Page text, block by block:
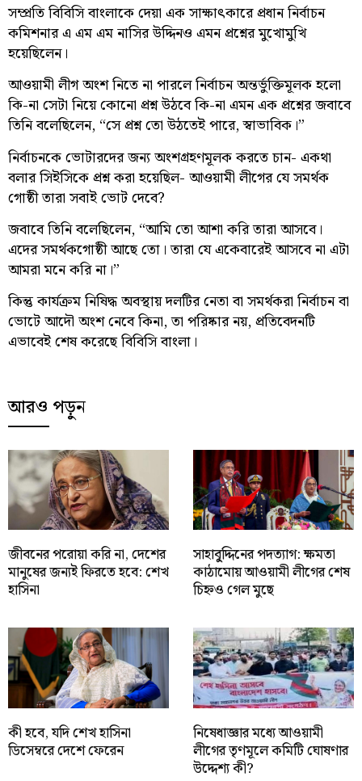
সম্প্রতি বিবিসি বাংলাকে দেয়া এক সাক্ষাৎকারে প্রধান নির্বাচন
কমিশনার এ এম এম নাসির উদ্দিনও এমন প্রশ্নের মুখোমুখি
হয়েছিলেন।
আওয়ামী লীগ অংশ নিতে না পারলে নির্বাচন অন্তর্ভুক্তিমূলক হলো
কি-না সেটা নিয়ে কোনো প্রশ্ন উঠবে কি-না এমন এক প্রশ্নের জবাবে
তিনি বলেছিলেন, “সে প্রশ্ন তো উঠতেই পারে, স্বাভাবিক।”
নির্বাচনকে ভোটারদের জন্য অংশগ্রহণমূলক করতে চান- একথা
বলার সিইসিকে প্রশ্ন করা হয়েছিল- আওয়ামী লীগের যে সমর্থক
গোষ্ঠী তারা সবাই ভোট দেবে?
জবাবে তিনি বলেছিলেন, “আমি তো আশা করি তারা আসবে।
এদের সমর্থকগোষ্ঠী আছে তো। তারা যে একেবারেই আসবে না এটা
আমরা মনে করি না।”
কিন্তু কার্যক্রম নিষিদ্ধ অবস্থায় দলটির নেতা বা সমর্থকরা নির্বাচন বা
ভোটে আদৌ অংশ নেবে কিনা, তা পরিষ্কার নয়, প্রতিবেদনটি
এভাবেই শেষ করেছে বিবিসি বাংলা।
আরও পড়ুন
জীবনের পরোয়া করি না, দেশের
মানুষের জন্যই ফিরতে হবে: শেখ
হাসিনা
সাহাবু্দ্দিনের পদত্যাগ: ক্ষমতা
কাঠামোয় আওয়ামী লীগের শেষ
চিহ্নও গেল মুছে
কী হবে, যদি শেখ হাসিনা
ডিসেম্বরে দেশে ফেরেন
নিষেধাজ্ঞার মধ্যে আওয়ামী
লীগের তৃণমূলে কমিটি ঘোষণার
উদ্দেশ্য কী?